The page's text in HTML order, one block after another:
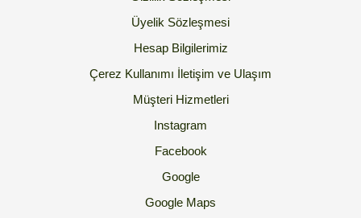
Üyelik Sözleşmesi
Hesap Bilgilerimiz
Çerez Kullanımı İletişim ve Ulaşım
Müşteri Hizmetleri
Instagram
Facebook
Google
Google Maps